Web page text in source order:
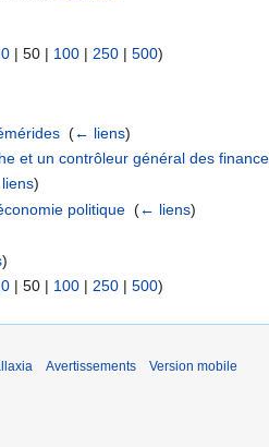
| 50 | 100 | 250 | 500)
‎(← liens)
et un contrôleur général des
)
politique ‎(← liens)
)
| 50 | 100 | 250 | 500)
Avertissements Version mobile